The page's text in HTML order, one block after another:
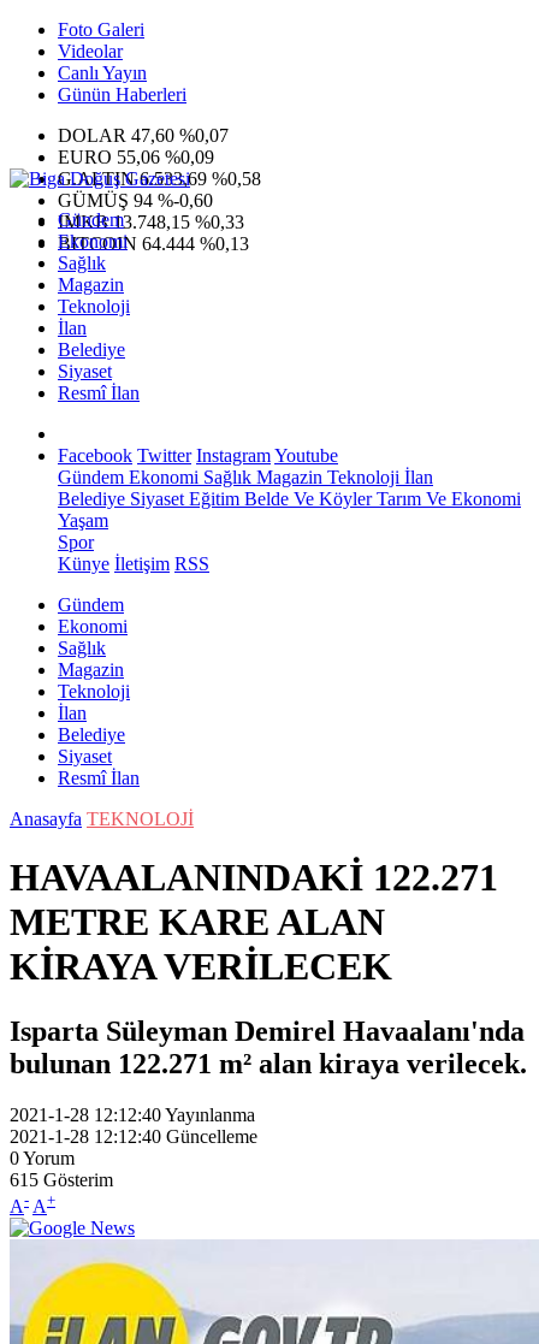
Foto Galeri
Videolar
Canlı Yayın
Günün Haberleri
DOLAR 47,60 %0,07
EURO 55,06 %0,09
G.ALTIN6.533,69 %0,58
GÜMÜŞ 94 %-0,60
IMKB13.748,15 %0,33
BITCOIN 64.444 %0,13
Gündem
Ekonomi
Sağlık
Magazin
Teknoloji
İlan
Belediye
Siyaset
Resmî İlan
Facebook Twitter InstagramYoutube
Gündem Ekonomi Sağlık Magazin Teknoloji İlan
Belediye Siyaset Eğitim Belde Ve KöylerTarım Ve Ekonomi
Yaşam
Spor
Künye İletişim RSS
Gündem
Ekonomi
Sağlık
Magazin
Teknoloji
İlan
Belediye
Siyaset
Resmî İlan
Anasayfa TEKNOLOJİ
HAVAALANINDAKİ 122.271
METRE KARE ALAN
KİRAYA VERİLECEK
Isparta Süleyman Demirel Havaalanı'nda
bulunan 122.271 m² alan kiraya verilecek.
2021-1-28 12:12:40Yayınlanma
2021-1-28 12:12:40 Güncelleme
0Yorum
615 Gösterim
A- A+